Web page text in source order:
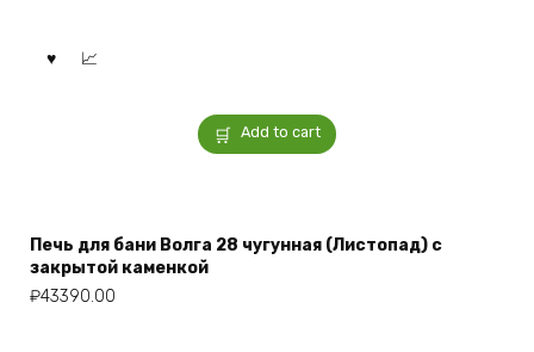
Add to cart
Печь для бани Волга 28 чугунная (Листопад) с
закрытой каменкой
₽43390.00